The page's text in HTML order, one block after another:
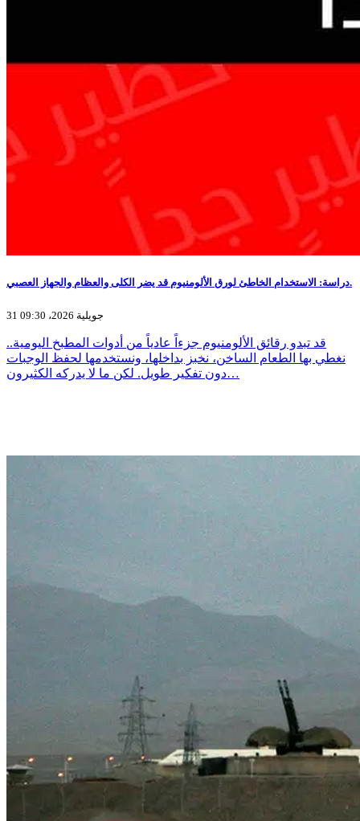
دراسة: الاستخدام الخاطئ لورق الألومنيوم قد يضر الكلى والعظام والجهاز العصبي.
31 جويلية 2026، 09:30
قد تبدو رقائق الألومنيوم جزءاً عادياً من أدوات المطبخ اليومية..
نغطي بها الطعام الساخن، نخبز بداخلها، ونستخدمها لحفظ الوجبات
دون تفكير طويل. لكن ما لا يدركه الكثيرون…